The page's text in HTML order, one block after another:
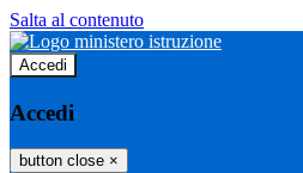
Salta al contenuto
Accedi
Accedi
button close ×